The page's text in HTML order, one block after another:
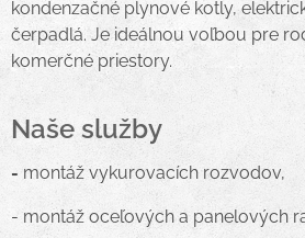
kondenzačné plynové kotly,
čerpadlá. Je ideálnou voľbou pre
komerčné priestory.
Naše služby
- montáž vykurovacích rozvodov,
- montáž oceľových a panelových